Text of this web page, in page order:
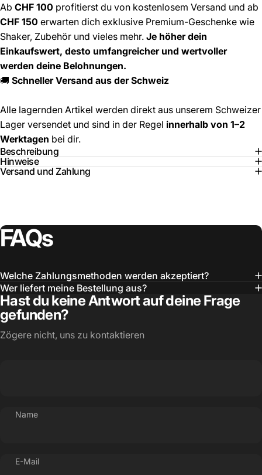
Ab CHF 100 profitierst du von kostenlosem Versand und ab
CHF 150 erwarten dich exklusive Premium-Geschenke wie
Shaker, Zubehör und vieles mehr. Je höher dein
Einkaufswert, desto umfangreicher und wertvoller
werden deine Belohnungen.
🚚 Schneller Versand aus der Schweiz
Alle lagernden Artikel werden direkt aus unserem Schweizer
Lager versendet und sind in der Regel innerhalb von 1–2
Werktagen bei dir.
Beschreibung
Hinweise
Versand und Zahlung
FAQs
Welche Zahlungsmethoden werden akzeptiert?
Wer liefert meine Bestellung aus?
Hast du keine Antwort auf deine Frage
gefunden?
Zögere nicht, uns zu kontaktieren
Name
E-Mail